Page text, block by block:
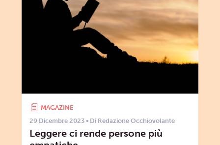
MAGAZINE
29 Dicembre 2023 • Di Redazione Occhiovolante
Leggere ci rende persone più